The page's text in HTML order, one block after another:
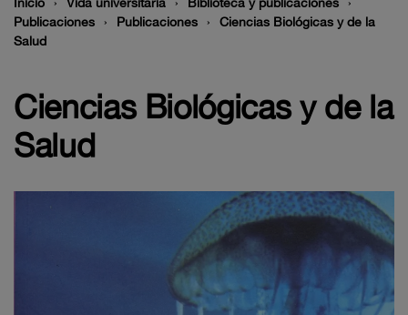
Publicaciones
Publicaciones
Ciencias Biológicas y de la
Salud
Ciencias Biológicas y de la
Salud